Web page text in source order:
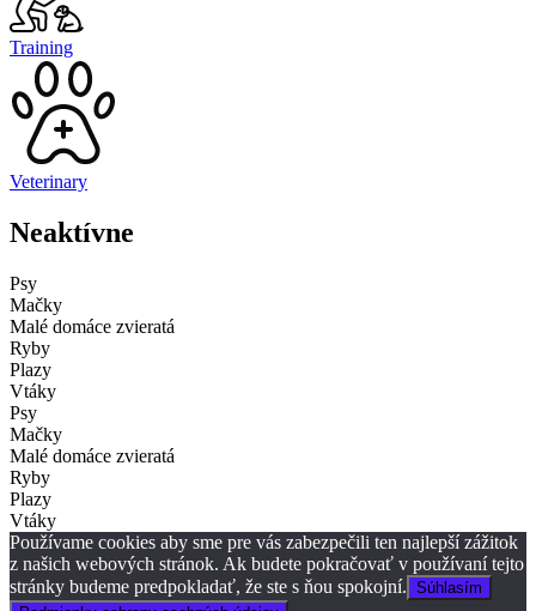
Training
Veterinary
Neaktívne
Psy
Mačky
Malé domáce zvieratá
Ryby
Plazy
Vtáky
Psy
Mačky
Malé domáce zvieratá
Ryby
Plazy
Vtáky
Používame cookies aby sme pre vás zabezpečili ten najlepší zážitok
z našich webových stránok. Ak budete pokračovať v používaní tejto
stránky budeme predpokladať, že ste s ňou spokojní. Súhlasím